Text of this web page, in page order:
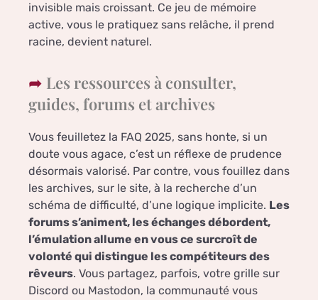
invisible mais croissant. Ce jeu de mémoire
active, vous le pratiquez sans relâche, il prend
racine, devient naturel.
Les ressources à consulter,
guides, forums et archives
Vous feuilletez la FAQ 2025, sans honte, si un
doute vous agace, c’est un réflexe de prudence
désormais valorisé. Par contre, vous fouillez dans
les archives, sur le site, à la recherche d’un
schéma de difficulté, d’une logique implicite. Les
forums s’animent, les échanges débordent,
l’émulation allume en vous ce surcroît de
volonté qui distingue les compétiteurs des
rêveurs. Vous partagez, parfois, votre grille sur
Discord ou Mastodon, la communauté vous